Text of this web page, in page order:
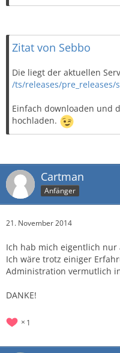
Zitat von Sebbo
Die liegt der aktuellen
/ts/releases/pre_releases/
Einfach downloaden und
hochladen.
Cartman
Anfänger
21. November 2014
Ich hab mich eigentlich nur
Ich wäre trotz einiger
Administration vermutlich
DANKE!
1